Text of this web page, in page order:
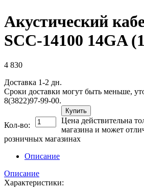
Акустический
SCC-14100 14GA
4 830
Доставка 1-2 дн.
Сроки доставки могут быть меньше,
8(3822)97-99-00.
Кол-во:
Купить
Цена действительна
магазина и может
розничных магазинах
Описание
Описание
Характеристики: